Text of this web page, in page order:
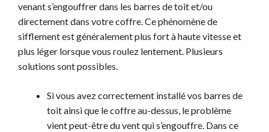
venant s’engouffrer dans les barres de toit et/ou
directement dans votre coffre. Ce phénomène de
sifflement est généralement plus fort à haute vitesse et
plus léger lorsque vous roulez lentement. Plusieurs
solutions sont possibles.
Si vous avez correctement installé vos barres de
toit ainsi que le coffre au-dessus, le problème
vient peut-être du vent qui s’engouffre. Dans ce